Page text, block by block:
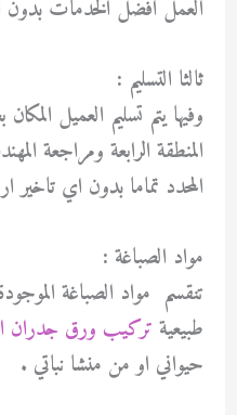
العمل افضل الخدمات
ثالثا التسليم :
وفيها يتم تسليم العميل
المنطقة الرابعة ومراجعة
المحدد تماما بدون اي تاخير
مواد الصباغة :
تنقسم مواد الصباغة
طبيعية تركيب ورق جدران
حيواني او من منشا نباتي .